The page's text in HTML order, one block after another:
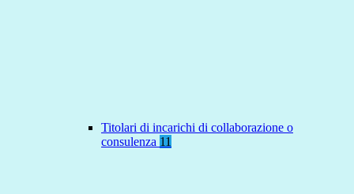
Titolari di incarichi di collaborazione o
consulenza 11